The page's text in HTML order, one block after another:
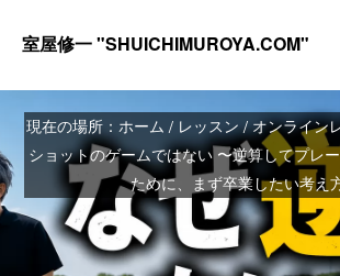
main
content
室屋修一 "SHUICHIMUROYA.COM"
ル
フ
ー
現在の場所： ホーム / レッスン / オンライン
ショットのゲームではない 〜逆算してプレ
ために、まず卒業したい考え